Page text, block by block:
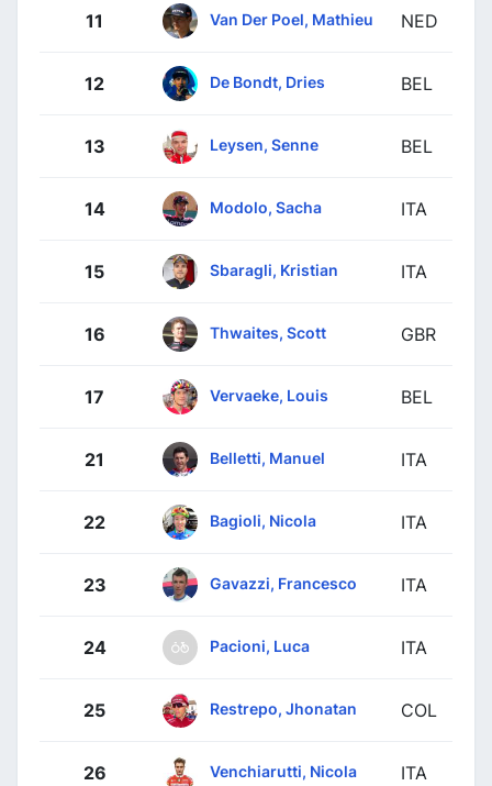
11 Van Der Poel, Mathieu NED
12 De Bondt, Dries BEL
13 Leysen, Senne BEL
14 Modolo, Sacha ITA
15 Sbaragli, Kristian ITA
16 Thwaites, Scott GBR
17 Vervaeke, Louis BEL
21 Belletti, Manuel ITA
22 Bagioli, Nicola ITA
23 Gavazzi, Francesco ITA
24 Pacioni, Luca ITA
25 Restrepo, Jhonatan COL
26 Venchiarutti, Nicola ITA